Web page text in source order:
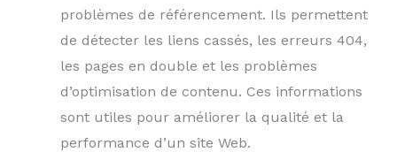
problèmes de référencement. Ils permettent
de détecter les liens cassés, les erreurs 404,
les pages en double et les problèmes
d’optimisation de contenu. Ces informations
sont utiles pour améliorer la qualité et la
performance d’un site Web.